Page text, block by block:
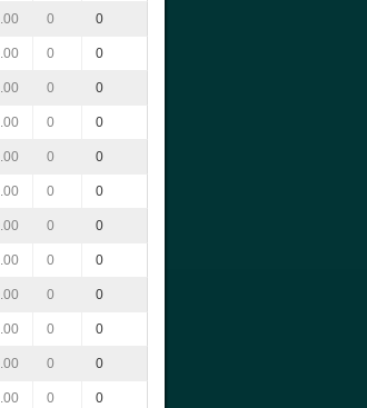
0 0
0 0
0 0
0 0
0 0
0 0
0 0
0 0
0 0
0 0
0 0
0 0